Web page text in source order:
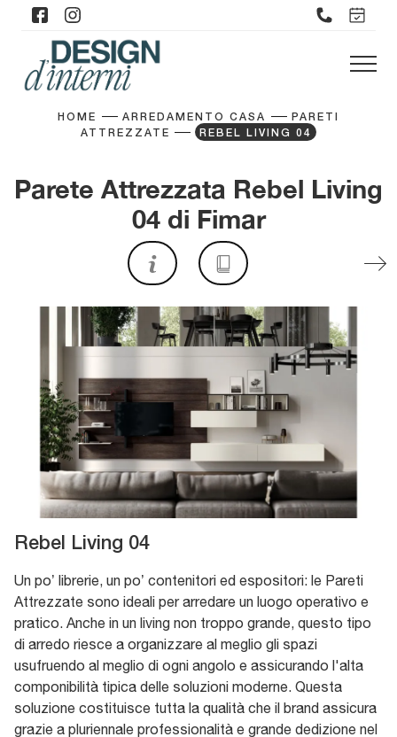
HOME ARREDAMENTO CASA
PARETI
ATTREZZATE
REBEL LIVING 04
Parete Attrezzata Rebel Living
04 di Fimar
Rebel Living 04
Un po’ librerie, un po’ contenitori ed espositori: le Pareti
Attrezzate sono ideali per arredare un luogo operativo e
pratico. Anche in un living non troppo grande, questo tipo
di arredo riesce a organizzare al meglio gli spazi
usufruendo al meglio di ogni angolo e assicurando l'alta
componibilità tipica delle soluzioni moderne. Questa
soluzione costituisce tutta la qualità che il brand assicura
grazie a pluriennale professionalità e grande dedizione nel